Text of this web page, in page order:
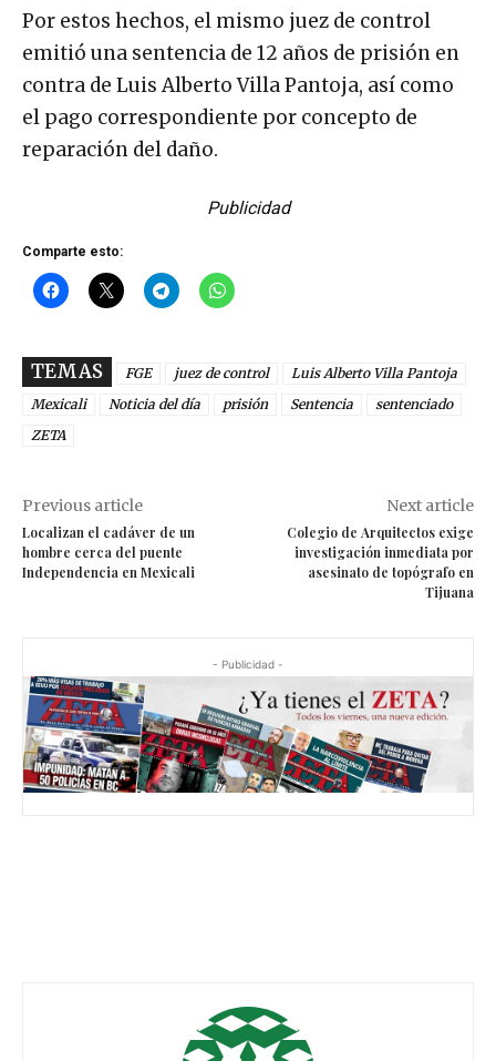
Por estos hechos, el mismo juez de control
emitió una sentencia de 12 años de prisión en
contra de Luis Alberto Villa Pantoja, así como
el pago correspondiente por concepto de
reparación del daño.
Publicidad
Comparte esto:
TEMAS FGE juez de control
Luis Alberto Villa Pantoja
Mexicali
Noticia del día prisión Sentencia
sentenciado
ZETA
Previous article
Localizan el cadáver de un
hombre cerca del puente
Independencia en Mexicali
Next article
Colegio de Arquitectos exige
investigación inmediata por
asesinato de topógrafo en
Tijuana
- Publicidad -